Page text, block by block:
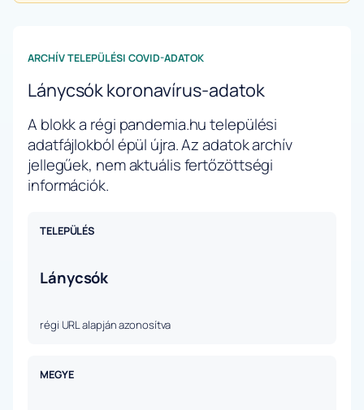
ARCHÍV TELEPÜLÉSI COVID-ADATOK
Lánycsók koronavírus-adatok
A blokk a régi pandemia.hu települési
adatfájlokból épül újra. Az adatok archív
jellegűek, nem aktuális fertőzöttségi
információk.
TELEPÜLÉS
Lánycsók
régi URL alapján azonosítva
MEGYE